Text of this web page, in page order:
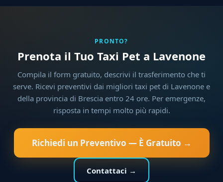
PRONTO?
Prenota il Tuo Taxi Pet a Lavenone
Compila il form gratuito, descrivi il trasferimento che ti
serve. Ricevi preventivi dai migliori taxi pet di Lavenone e
della provincia di Brescia entro 24 ore. Per emergenze,
risposta in tempi molto più rapidi.
Richiedi un Preventivo — È Gratuito →
Contattaci →